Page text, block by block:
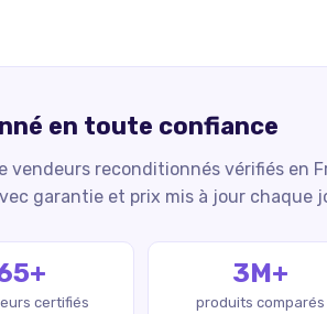
en toute confiance
vendeurs reconditionnés vérifiés en
garantie et prix mis à jour chaque
certifiés
3M+
produits comparés